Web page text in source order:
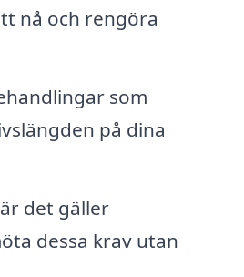
nå och rengöra
som
på dina
det gäller
dessa krav utan